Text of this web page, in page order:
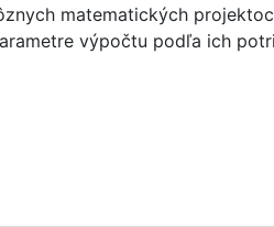
matematických
výpočtu podľa ich